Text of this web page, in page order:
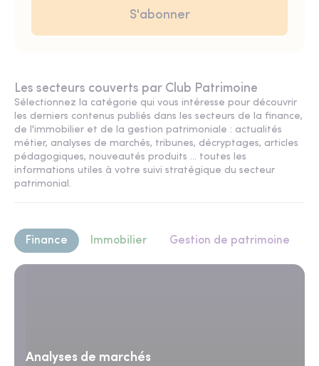
Les secteurs couverts par Club Patrimoine
Sélectionnez la catégorie qui vous intéresse pour découvrir
les derniers contenus publiés dans les secteurs de la finance,
de l'immobilier et de la gestion patrimoniale : actualités
métier, analyses de marchés, tribunes, décryptages, articles
pédagogiques, nouveautés produits ... toutes les
informations utiles à votre suivi stratégique du secteur
patrimonial.
Finance Immobilier Gestion de patrimoine
Analyses de marchés